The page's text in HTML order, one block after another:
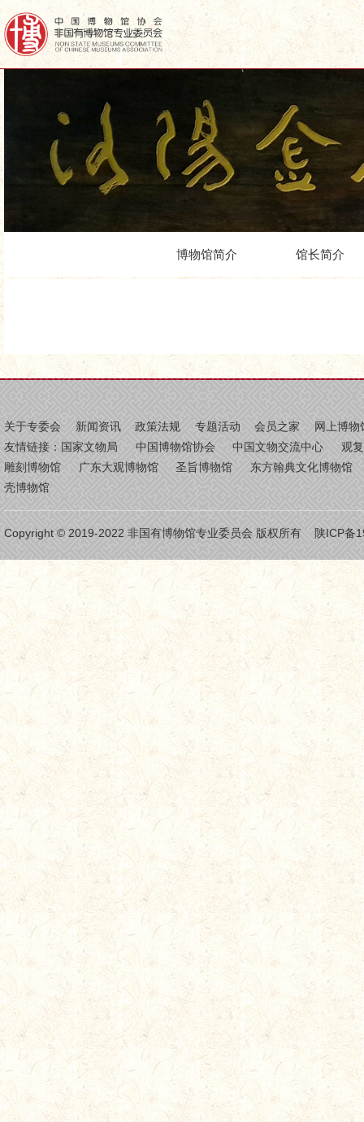
博物馆简介 馆长简介
关于专委会 新闻资讯 政策法规 专题活动 会员之家
网上博物
友情链接： 国家文物局 中国博物馆协会 中国文物交流中心
观
雕刻博物馆
广东大观博物馆 圣旨博物馆
东方翰典文化博物馆
壳博物馆
Copyright © 2019-2022 非国有博物馆专业委员会 版权所有 陕ICP备